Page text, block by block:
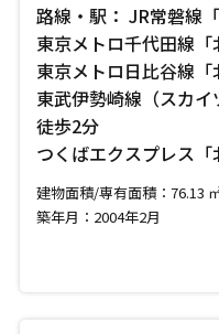
路線・駅： JR常磐線
東京メトロ千代田線
東京メトロ日比谷線
東武伊勢崎線（スカ
徒歩2分
つくばエクスプレス
建物面積/専有面積：76.13
築年月：2004年2月